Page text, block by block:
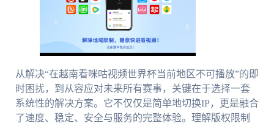
从解决“在越南看咪咕视频世界杯当前地区不可播放”的即
时困扰，到从容应对未来所有赛事，关键在于选择一套
系统性的解决方案。它不仅仅是简单地切换IP，更是融合
了速度、稳定、安全与服务的完整体验。理解版权限制